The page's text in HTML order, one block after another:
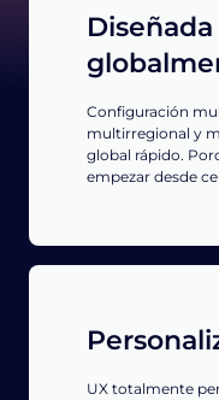
Configuración
multirregional y
global rápido.
empezar desde
UX totalmente